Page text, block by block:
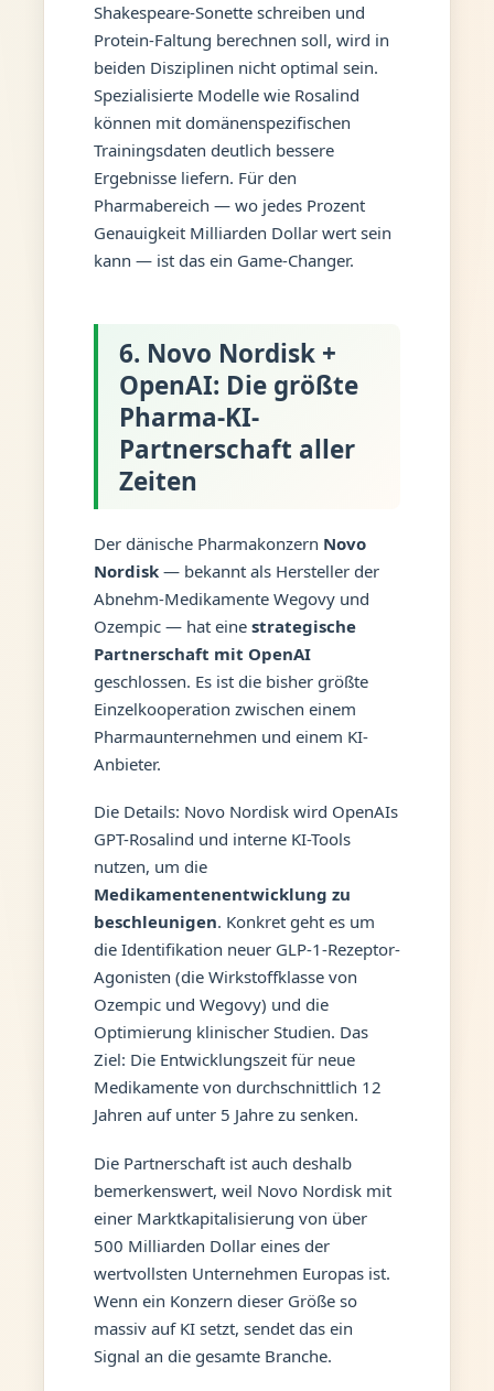
Shakespeare-Sonette schreiben und
Protein-Faltung berechnen soll, wird in
beiden Disziplinen nicht optimal sein.
Spezialisierte Modelle wie Rosalind
können mit domänenspezifischen
Trainingsdaten deutlich bessere
Ergebnisse liefern. Für den
Pharmabereich — wo jedes Prozent
Genauigkeit Milliarden Dollar wert sein
kann — ist das ein Game-Changer.
6. Novo Nordisk +
OpenAI: Die größte
Pharma-KI-
Partnerschaft aller
Zeiten
Der dänische Pharmakonzern Novo
Nordisk— bekannt als Hersteller der
Abnehm-Medikamente Wegovy und
Ozempic — hat eine strategische
Partnerschaft mit OpenAI
geschlossen. Es ist die bisher größte
Einzelkooperation zwischen einem
Pharmaunternehmen und einem KI-
Anbieter.
Die Details: Novo Nordisk wird OpenAIs
GPT-Rosalind und interne KI-Tools
nutzen, um die
Medikamentenentwicklung zu
beschleunigen. Konkret geht es um
die Identifikation neuer GLP-1-Rezeptor-
Agonisten (die Wirkstoffklasse von
Ozempic und Wegovy) und die
Optimierung klinischer Studien. Das
Ziel: Die Entwicklungszeit für neue
Medikamente von durchschnittlich 12
Jahren auf unter 5 Jahre zu senken.
Die Partnerschaft ist auch deshalb
bemerkenswert, weil Novo Nordisk mit
einer Marktkapitalisierung von über
500 Milliarden Dollar eines der
wertvollsten Unternehmen Europas ist.
Wenn ein Konzern dieser Größe so
massiv auf KI setzt, sendet das ein
Signal an die gesamte Branche.